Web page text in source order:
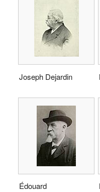
Joseph Dejardin
Édouard